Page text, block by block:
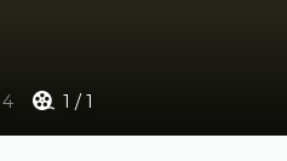
4 1 /1